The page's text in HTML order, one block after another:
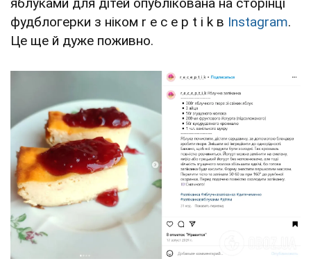
фудблогерки з ніком r e c e p t i k в Instagram.
Це ще й дуже поживно.